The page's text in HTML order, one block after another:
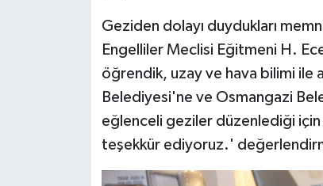
Geziden dolayı duydukları
Engelliler Meclisi Eğitmeni H.
öğrendik, uzay ve hava bilimi ile
Belediyesi'ne ve Osmangazi
eğlenceli geziler düzenlediği için
teşekkür ediyoruz.'